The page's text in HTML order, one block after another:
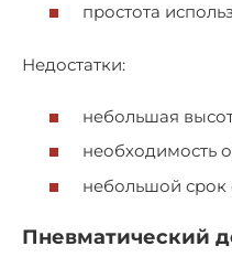
простота
Недостатки:
небольшая
необходимость
небольшой срок
Пневматический